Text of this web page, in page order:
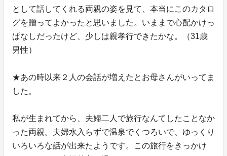
として話してくれる両親の姿を見て、本当にこのカタロ
グを贈ってよかったと思いました。いままで心配かけっ
ぱなしだったけど、少しは親孝行できたかな。（31歳
男性）
★あの時以来２人の会話が増えたとお母さんがいってま
した。
私が生まれてから、夫婦二人で旅行なんてしたことなか
った両親。夫婦水入らずで温泉でくつろいで、ゆっくり
いろいろな話が出来たようです。この旅行をきっかけ